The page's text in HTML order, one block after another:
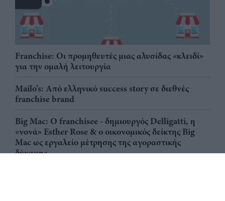
Franchise: Οι προμηθευτές μιας αλυσίδας «κλειδί»
για την ομαλή λειτουργία
Mailo’s: Από ελληνικό success story σε διεθνές
franchise brand
Big Mac: Ο franchisee - δημιουργός Delligatti, η
«νονά» Esther Rose & ο οικονομικός δείκτης Big
Mac ως εργαλείο μέτρησης της αγοραστικής
δύναμης